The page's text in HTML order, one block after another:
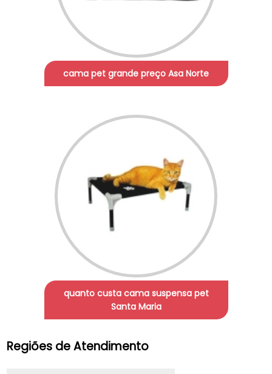
cama pet grande preço Asa Norte
quanto custa cama suspensa pet
Santa Maria
Regiões de Atendimento